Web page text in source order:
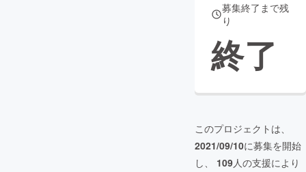
募集終了まで残
り
終了
このプロジェクトは、
2021/09/10に募集を開始
し、 109人の支援により